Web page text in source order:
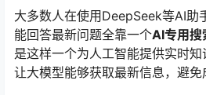
大多数人在使用DeepSeek等AI助
能回答最新问题全靠一个AI专用搜
是这样一个为人工智能提供实时知
让大模型能够获取最新信息，避免